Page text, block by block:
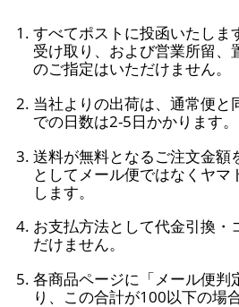
すべてポストに投函いたしま
受け取り、および営業所留、
のご指定はいただけません。
当社よりの出荷は、通常便と
での日数は2-5日かかります。
送料が無料となるご注文金額
としてメール便ではなくヤマ
します。
お支払方法として代金引換・
だけません。
各商品ページに「メール便判
り、この合計が100以下の場